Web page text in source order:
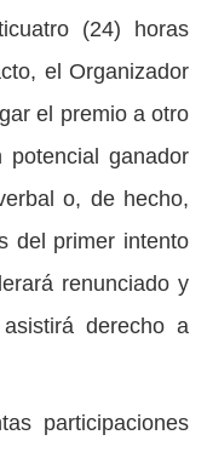
(24) horas
el Organizador
el premio a otro
potencial ganador
o, de hecho,
del primer intento
renunciado y
derecho a
participaciones